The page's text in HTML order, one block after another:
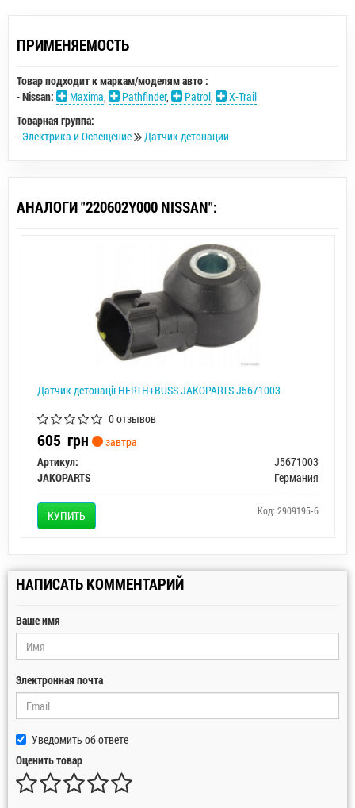
ПРИМЕНЯЕМОСТЬ
Товар подходит к маркам/моделям авто :
-Nissan: Maxima, Pathfinder, Patrol,
X-Trail
Товарная группа:
- Электрика и Освещение Датчик детонации
АНАЛОГИ "220602Y000 NISSAN":
Датчик детонації HERTH+BUSS JAKOPARTS J5671003
0 отзывов
605 грн
завтра
Артикул:
J5671003
JAKOPARTS
Германия
КУПИТЬ Код: 2909195-6
НАПИСАТЬ КОММЕНТАРИЙ
Ваше имя
Электронная почта
Уведомить об ответе
Оценить товар